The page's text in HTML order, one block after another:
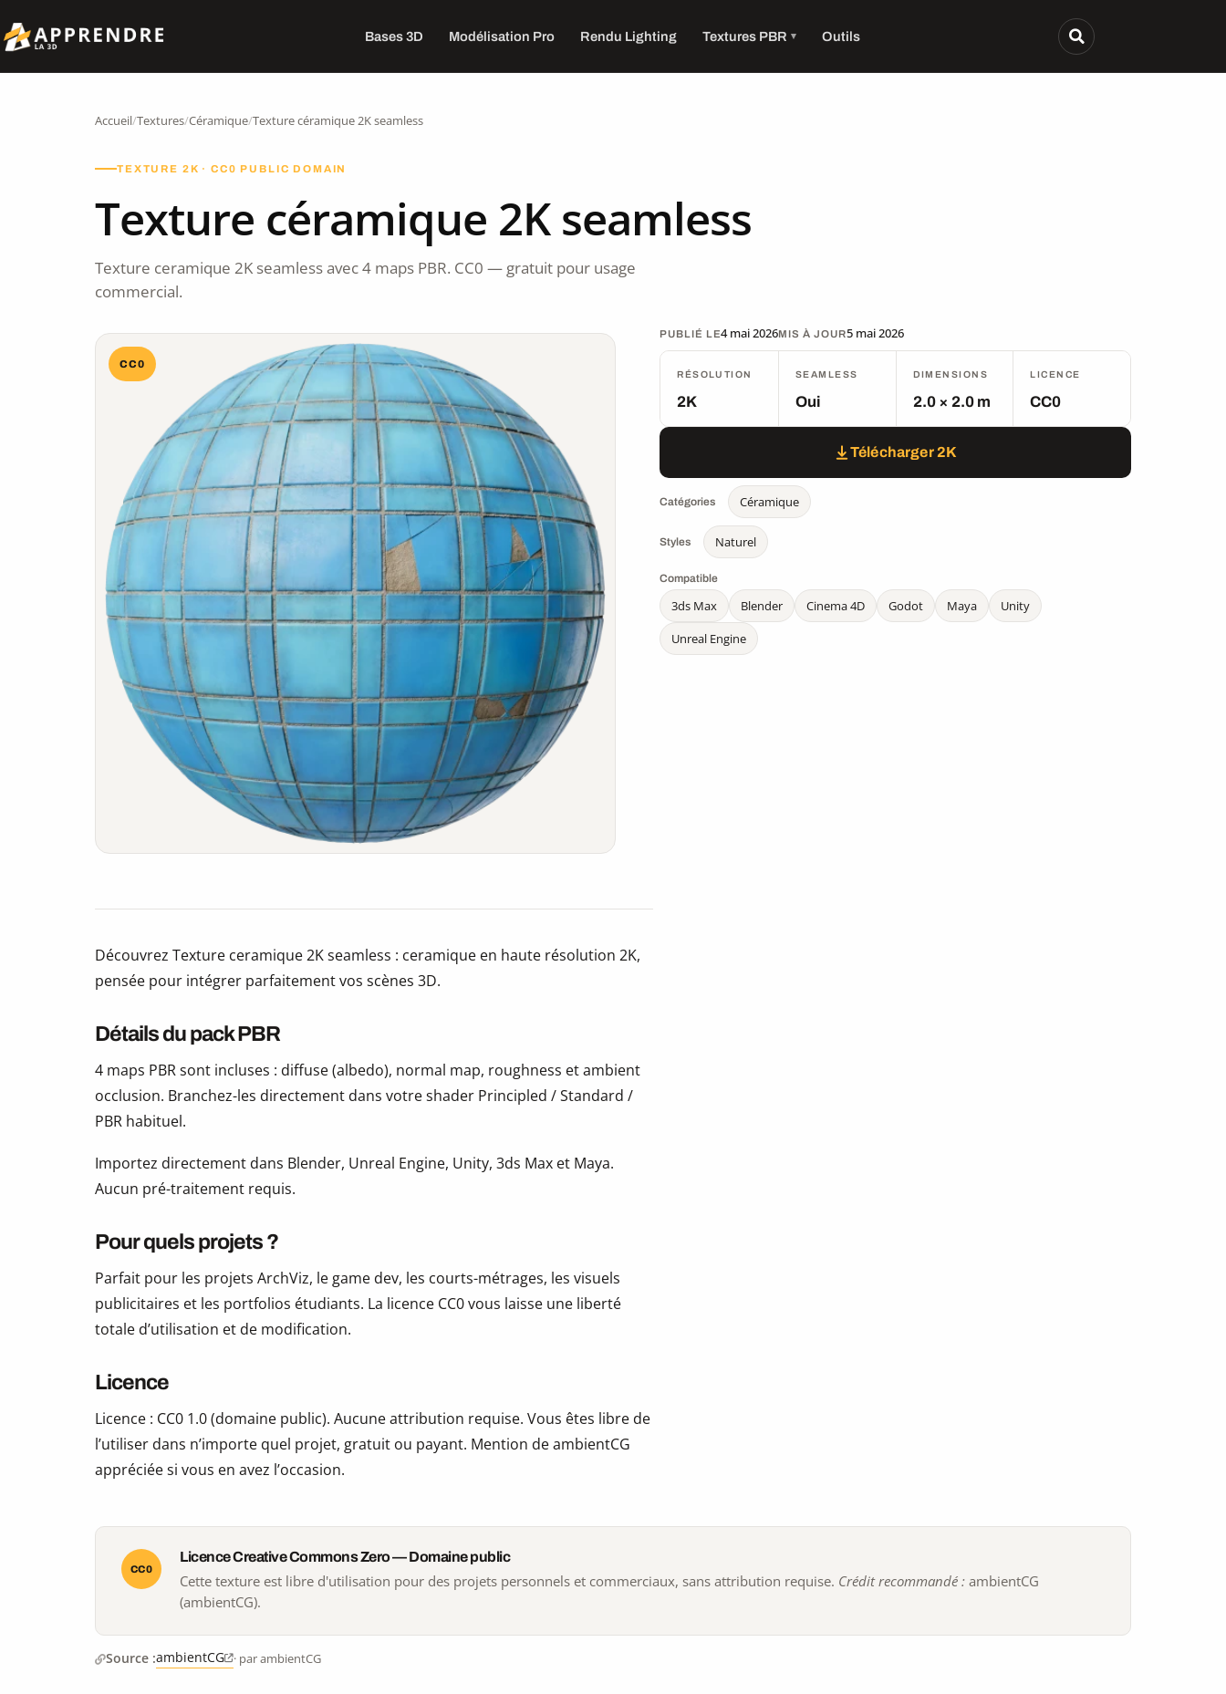
Bases 3D Modélisation Pro Rendu Lighting Textures PBR Outils
Accueil/Textures/Céramique/Texture céramique 2K seamless
TEXTURE 2K · CC0 PUBLIC DOMAIN
Texture céramique 2K seamless
Texture ceramique 2K seamless avec 4 maps PBR. CC0 — gratuit pour usage
commercial.
CC0
PUBLIÉ LE4 mai 2026MIS À JOUR5 mai 2026
RÉSOLUTION
2K
SEAMLESS
Oui
DIMENSIONS
2.0 × 2.0 m
LICENCE
CC0
Télécharger 2K
Catégories Céramique
Styles Naturel
Compatible
3ds Max Blender Cinema 4D Godot Maya
Unity
Unreal Engine
Découvrez Texture ceramique 2K seamless : ceramique en haute résolution 2K,
pensée pour intégrer parfaitement vos scènes 3D.
Détails du pack PBR
4 maps PBR sont incluses : diffuse (albedo), normal map, roughness et ambient
occlusion. Branchez-les directement dans votre shader Principled / Standard /
PBR habituel.
Importez directement dans Blender, Unreal Engine, Unity, 3ds Max et Maya.
Aucun pré-traitement requis.
Pour quels projets ?
Parfait pour les projets ArchViz, le game dev, les courts-métrages, les visuels
publicitaires et les portfolios étudiants. La licence CC0 vous laisse une liberté
totale d’utilisation et de modification.
Licence
Licence : CC0 1.0 (domaine public). Aucune attribution requise. Vous êtes libre de
l’utiliser dans n’importe quel projet, gratuit ou payant. Mention de ambientCG
appréciée si vous en avez l’occasion.
CC0
Licence Creative Commons Zero — Domaine public
Cette texture est libre d'utilisation pour des projets personnels et commerciaux, sans attribution requise. Crédit recommandé : ambientCG
(ambientCG).
Source :ambientCG · par ambientCG